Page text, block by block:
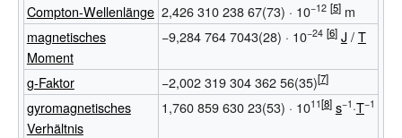
Compton-Wellenlänge 2,42631023867(73) · 10−12
m
magnetisches
Moment
−9,2847647043(28) · 10−24 J/T
g-Faktor −2,00231930436256(35)
gyromagnetisches
Verhältnis
1,76085963023(53) · 1011 s−1 ·T−1